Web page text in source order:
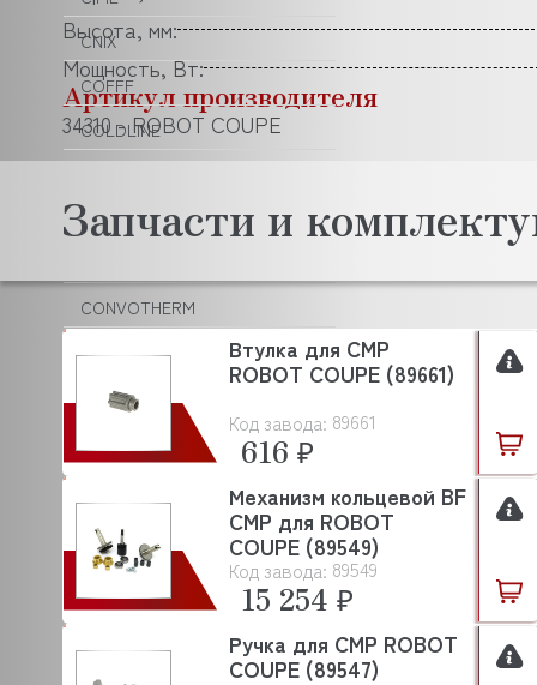
CNIX
COFFF
COLDLINE
COMPACK
CONVOTHERM
COOL COMPACT
COOLEQ
CRYSPI
CUCKOO
CUNILL
Высота, мм:
Мощность, Вт:
Артикул производителя
34310 - ROBOT COUPE
Запчасти и
Код завода: 89661
Втулка для CMP
ROBOT COUPE (89661)
616 ₽
Код завода: 89549
Механизм кольцевой BF
CMP для ROBOT
COUPE (89549)
15 254 ₽
Ручка для CMP ROBOT
COUPE (89547)